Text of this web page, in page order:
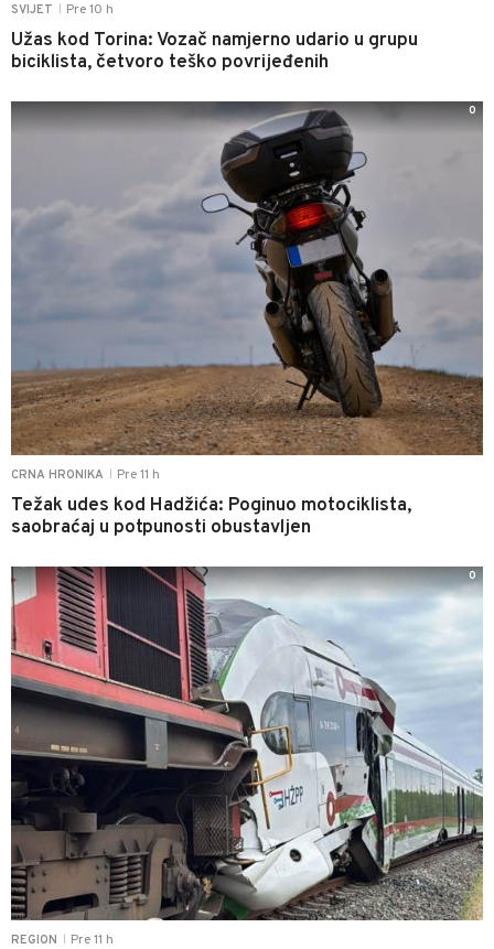
SVIJET Pre 10 h
Užas kod Torina: Vozač namjerno udario u grupu
biciklista, četvoro teško povrijeđenih
CRNA HRONIKA Pre 11 h
Težak udes kod Hadžića: Poginuo motociklista,
saobraćaj u potpunosti obustavljen
0
REGION Pre 11 h
0